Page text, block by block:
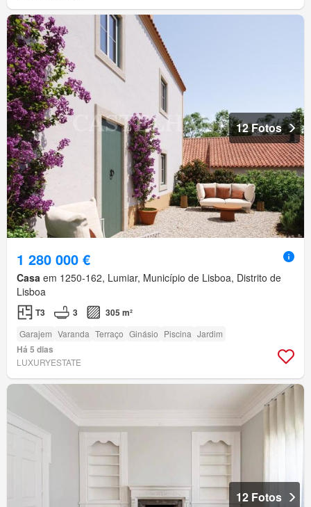
12 Fotos
1 280 000 €
Casa em 1250-162, Lumiar, Município de Lisboa, Distrito de
Lisboa
T3 3 305 m²
Garajem Varanda Terraço Ginásio Piscina Jardim
Há 5 dias
LUXURYESTATE
12 Fotos